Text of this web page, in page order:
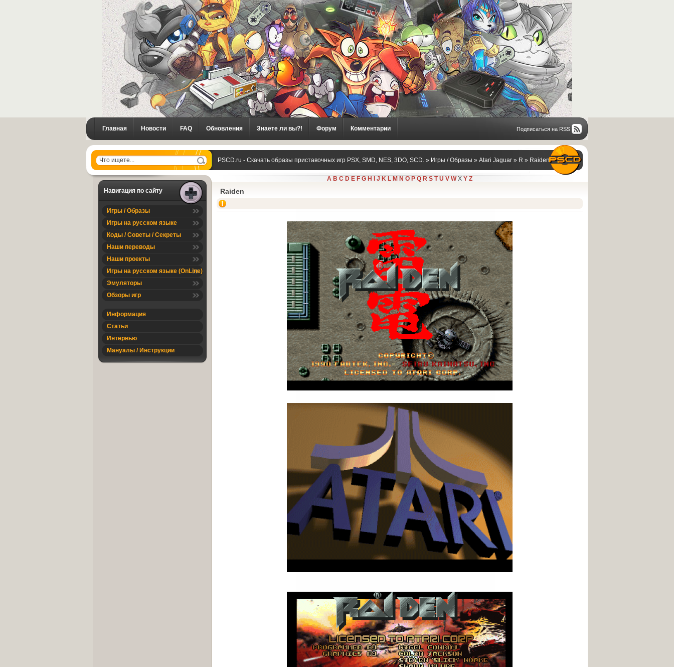
Главная Новости FAQ Обновления Знаете ли вы?! Форум Комментарии Подписаться на RSS
PSCD.ru - Скачать образы приставочных игр PSX, SMD, NES, 3DO, SCD. » Игры / Образы » Atari Jaguar » R » Raiden
Навигация по сайту
Игры / Образы
Игры на русском языке
Коды / Советы / Секреты
Наши переводы
Наши проекты
Игры на русском языке (OnLine)
Эмуляторы
Обзоры игр
Информация
Статьи
Интервью
Мануалы / Инструкции
A B C D E F G H J K L M N O P Q R S T U V WX Y Z
Raiden